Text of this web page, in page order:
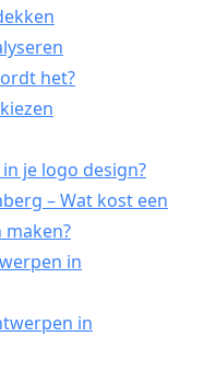
het?
je logo design?
– Wat kost een
in
in